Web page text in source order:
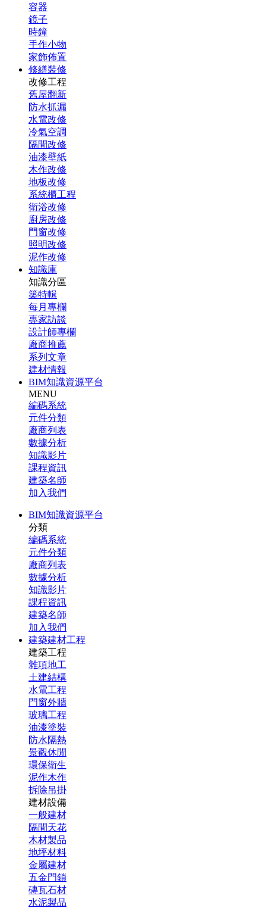
容器
鏡子
時鐘
手作小物
家飾佈置
修繕裝修
改修工程
舊屋翻新
防水抓漏
水電改修
冷氣空調
隔間改修
油漆壁紙
木作改修
地板改修
系統櫃工程
衛浴改修
廚房改修
門窗改修
照明改修
泥作改修
知識庫
知識分區
築特輯
每月專欄
專家訪談
設計師專欄
廠商推薦
系列文章
建材情報
BIM知識資源平台
MENU
編碼系統
元件分類
廠商列表
數據分析
知識影片
課程資訊
建築名師
加入我們
BIM知識資源平台
分類
編碼系統
元件分類
廠商列表
數據分析
知識影片
課程資訊
建築名師
加入我們
建築建材工程
建築工程
雜項地工
土建結構
水電工程
門窗外牆
玻璃工程
油漆塗裝
防水隔熱
景觀休閒
環保衛生
泥作木作
拆除吊掛
建材設備
一般建材
隔間天花
木材製品
地坪材料
金屬建材
五金門鎖
磚瓦石材
水泥製品